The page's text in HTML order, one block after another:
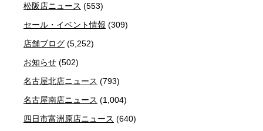
松阪店ニュース (553)
セール・イベント情報 (309)
店舗ブログ (5,252)
お知らせ (502)
名古屋北店ニュース (793)
名古屋南店ニュース (1,004)
四日市富洲原店ニュース (640)